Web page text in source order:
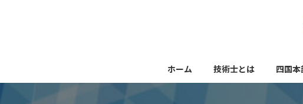
ホーム 技術士とは 四国本